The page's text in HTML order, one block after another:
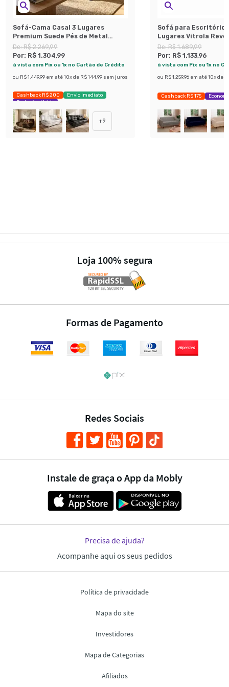
Sofá-Cama Casal 3 Lugares
Premium Suede Pés de Metal
Preto
De:R$ 2.269,99
Por: R$ 1.304,99
à vista com Pix ou 1x no Cartão de Crédito
ou R$ 1.449,99 em até 10x de R$ 144,99 sem juros
Cashback R$ 200
Envio Imediato
Exclusivo Mobly
+9
Sofá para Escritório
Lugares Vitrola
Sintético Café
De:R$ 1.689,99
Por: R$ 1.133,96
à vista com Pix ou 1x no
ou R$ 1.259,96 em até 10x de
Cashback R$ 175